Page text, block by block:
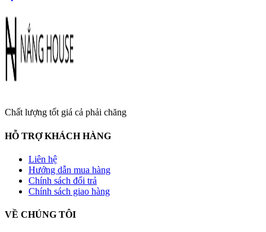
Chất lượng tốt giá cả phải chăng
HỖ TRỢ KHÁCH HÀNG
Liên hệ
Hướng dẫn mua hàng
Chính sách đổi trả
Chính sách giao hàng
VỀ CHÚNG TÔI